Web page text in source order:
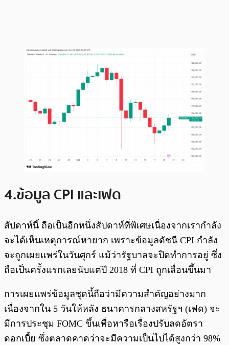
4.ข้อมูล CPI และเฟด
สัปดาห์นี้ ถือเป็นอีกหนึ่งสัปดาห์ที่พิเศษเนื่องจากเรากำลัง
จะได้เห็นเหตุการณ์หายาก เพราะข้อมูลดัชนี CPI กำลัง
จะถูกเผยแพร่ในวันศุกร์ แม้ว่ารัฐบาลจะปิดทำการอยู่ ซึ่ง
ถือเป็นครั้งแรกเลยนับแต่ปี 2018 ที่ CPI ถูกเลื่อนขึ้นมา
การเผยแพร่ข้อมูลชุดนี้ถือว่ามีความสำคัญอย่างมาก
เนื่องจากใน 5 วันให้หลัง ธนาคารกลางสหรัฐฯ (เฟด) จะ
มีการประชุม FOMC ขึ้นเพื่อหารือเรื่องปรับลดอัตรา
ดอกเบี้ย ซึ่งตลาดคาดว่าจะมีความเป็นไปได้สูงกว่า 98%